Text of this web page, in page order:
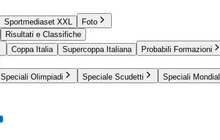
Sportmediaset XXL
Foto
Risultati e Classifiche
Coppa Italia Supercoppa Italiana Probabili Formazioni
Speciali Olimpiadi Speciale Scudetti Speciali